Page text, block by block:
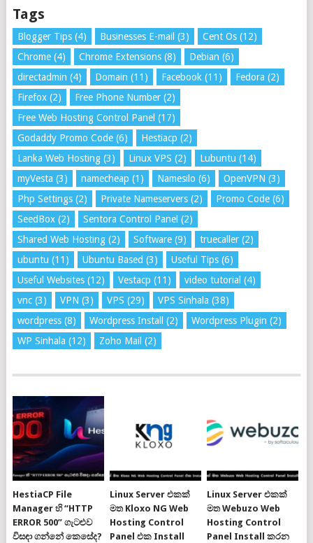
Tags
Blogger Tips(4) Businesses E-mail (3) Cent Os(12)
Chrome(4) Chrome Extensions(8) Debian (6)
directadmin (4) Domain (11) Facebook (11) Fedora (2)
Firefox(2) Free Phone Number(2)
Free Web Hosting Control Panel (17)
Godaddy Promo Code(6) Hestiacp (2)
Lanka Web Hosting(3) Linux VPS (2) Lubuntu (14)
myVesta (3) namecheap (1) Namesilo (6) OpenVPN (3)
Php Settings(2) Private Nameservers(2) Promo Code(6)
SeedBox(2) Sentora Control Panel (2)
Shared Web Hosting(2) Software(9) truecaller(2)
ubuntu (11) Ubuntu Based (3) Useful Tips(6)
Useful Websites(12) Vestacp (11) video tutorial (4)
vnc(3) VPN (3) VPS (29) VPS Sinhala (38)
wordpress(8) Wordpress Install (2) Wordpress Plugin (2)
WP Sinhala (12) Zoho Mail (2)
HestiaCP File
Manager හි “HTTP
ERROR 500” ගැටළුව
විසඳා ගන්නේ කෙසේද?
Linux Server එකක්
මත Kloxo NG Web
Hosting Control
Panel එක Install
Linux Server එකක්
මත Webuzo Web
Hosting Control
Panel Install කරන